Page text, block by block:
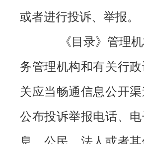
或者进行投诉、举报。
《目录》管理机
务管理机构和有关行
关应当畅通信息公开
公布投诉举报电话、